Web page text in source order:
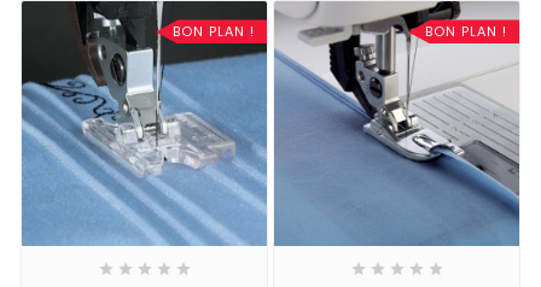
BON PLAN !
    
BON PLAN !
    